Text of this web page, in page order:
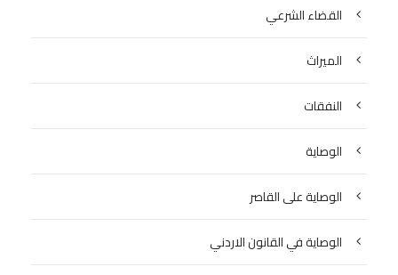
القضاء الشرعي
الميراث
النفقات
الوصاية
الوصاية على القاصر
الوصاية في القانون الاردني